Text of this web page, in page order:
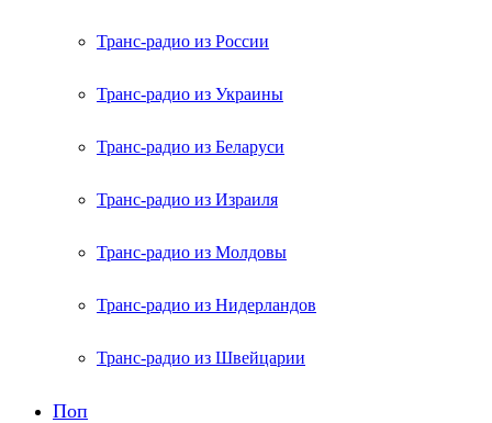
Транс-радио из России
Транс-радио из Украины
Транс-радио из Беларуси
Транс-радио из Израиля
Транс-радио из Молдовы
Транс-радио из Нидерландов
Транс-радио из Швейцарии
Поп